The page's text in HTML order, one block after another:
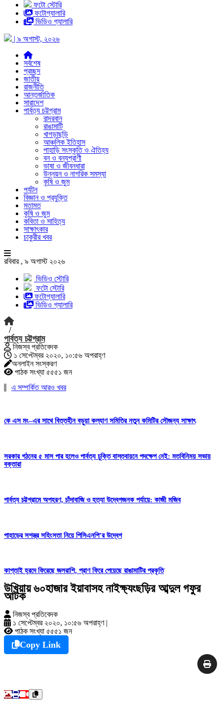
ফটো স্টোরি
ফটোগ্যালারি
ভিডিও গ্যালারি
| ৯ অগাস্ট, ২০২৬
সর্বশেষ
প্রচ্ছদ
জাতীয়
রাজনীতি
আন্তর্জাতিক
সারাদেশ
পার্বত্য চট্টগ্রাম
বান্দরবান
রাঙামাটি
খাগড়াছড়ি
আঞ্চলিক ইতিহাস
পাহাড়ি সংস্কৃতি ও ঐতিহ্য
বন ও বন্যপ্রাণী
ভাষা ও জীবনধারা
উন্নয়ন ও নাগরিক সমস্যা
কৃষি ও জুম
পর্যটন
বিজ্ঞান ও প্রযুক্তি
মতামত
কৃষি ও জুম
কবিতা ও সাহিত্য
সাক্ষাৎকার
চাকুরীর খবর
রবিবার , ৯ অগাস্ট ২০২৬
ভিডিও স্টোরি
ফটো স্টোরি
ফটোগ্যালারি
ভিডিও গ্যালারি
/
পার্বত্য চট্টগ্রাম
নিজস্ব প্রতিবেদক
১ সেপ্টেম্বর ২০২০, ১০:৫৬ অপরাহ্ণ
অনলাইন সংস্করণ
পাঠক সংখ্যা ৫৫৫১ জন
এ সম্পর্কিত আরও খবর
কে এস মং–এর সাথে বিত্তহীন বড়ুয়া কল্যাণ সমিতির নতুন কমিটির সৌজন্য সাক্ষাৎ
সরকার গঠনের ৫ মাস পার হলেও পার্বত্য চুক্তি বাস্তবায়নে পদক্ষেপ নেই: মতবিনিময় সভায়
বক্তারা
পার্বত্য চট্টগ্রামে অপহরণ, চাঁদাবাজি ও হত্যা উদ্বেগজনক পর্যায়ে: কাজী মজিব
পাহাড়ের সশস্ত্র সহিংসতা নিয়ে পিসিএনপি’র উদ্বেগ
কাপ্তাই হ্রদে ফিরেছে জলরাশি, প্রাণ ফিরে পেয়েছে রাঙামাটির প্রকৃতি
উখিয়ায় ৬০হাজার ইয়াবাসহ নাইক্ষ্যংছড়ির আব্দুল গফুর
আটক
নিজস্ব প্রতিবেদক
১ সেপ্টেম্বর ২০২০, ১০:৫৬ অপরাহ্ণ |
পাঠক সংখ্যা ৫৫৫১ জন
Copy Link